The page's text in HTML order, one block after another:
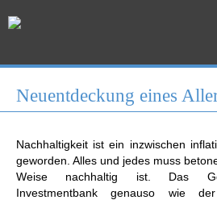
Neuentdeckung eines
Nachhaltigkeit ist ein inzwischen
geworden. Alles und jedes muss
Weise nachhaltig ist. Das
Investmentbank genauso wie